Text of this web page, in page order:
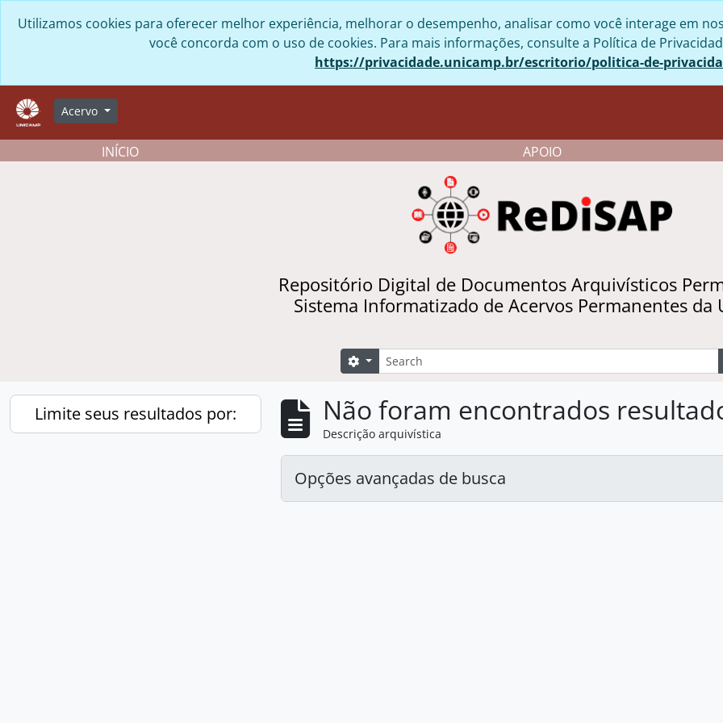
Utilizamos cookies para oferecer melhor experiência, melhorar o desempenho, analisar como você interage em
você concorda com o uso de cookies. Para mais informações, consulte a Política de
https://privacidade.unicamp.br/escritorio/politica-de-
Acervo
INÍCIO APOIO
Repositório Digital de Documentos Arquivísticos
Sistema Informatizado de Acervos Permanentes da
Buscar
Opções de busca
Limite seus resultados por: Não foram encontrados
Descrição arquivística
Opções avançadas de busca